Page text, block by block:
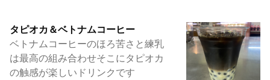
タピオカ＆ベトナムコーヒー
ベトナムコーヒーのほろ苦さと練乳
は最高の組み合わせそこにタピオカ
の触感が楽しいドリンクです